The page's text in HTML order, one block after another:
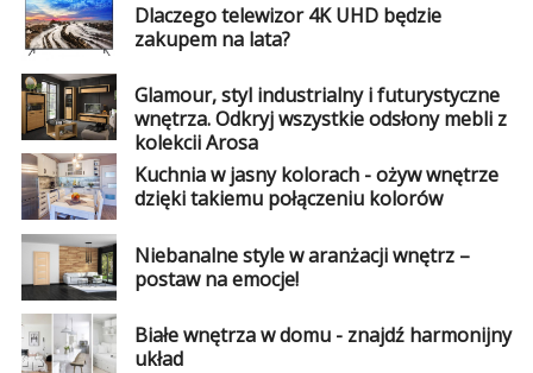
Dlaczego telewizor 4K UHD będzie
zakupem na lata?
Glamour, styl industrialny i futurystyczne
wnętrza. Odkryj wszystkie odsłony mebli z
kolekcji Arosa
Kuchnia w jasny kolorach - ożyw wnętrze
dzięki takiemu połączeniu kolorów
Niebanalne style w aranżacji wnętrz –
postaw na emocje!
Białe wnętrza w domu - znajdź harmonijny
układ